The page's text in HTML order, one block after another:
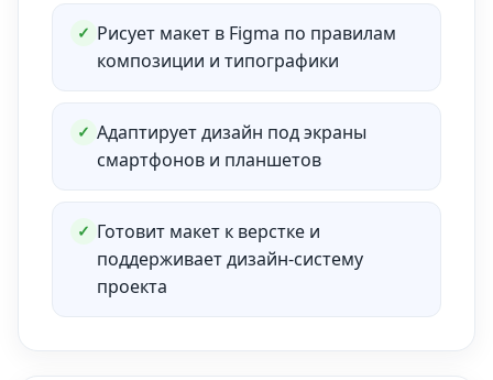
✓ Рисует макет в Figma по правилам
композиции и типографики
✓ Адаптирует дизайн под экраны
смартфонов и планшетов
✓ Готовит макет к верстке и
поддерживает дизайн-систему
проекта